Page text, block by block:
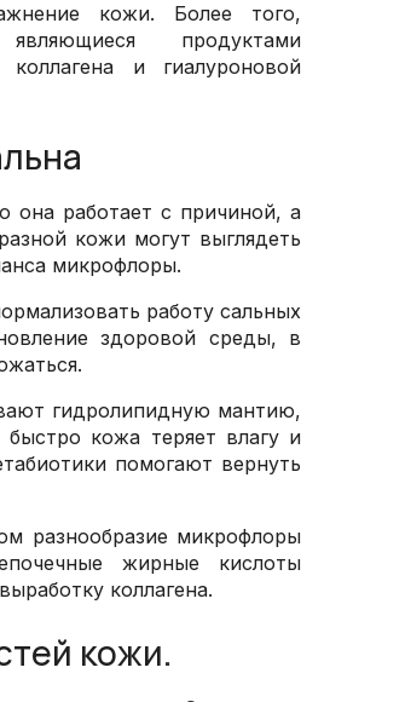
кожи. Более того,
продуктами
коллагена и гиалуроновой
она работает с причиной, а
кожи могут выглядеть
микрофлоры.
работу сальных
здоровой среды, в
гидролипидную мантию,
кожа теряет влагу и
помогают вернуть
микрофлоры
жирные кислоты
коллагена.
кожи.